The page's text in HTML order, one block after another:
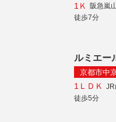
1Ｋ
阪急嵐
徒歩7分
ルミエー
京都市中
1ＬＤＫ JR
徒歩5分